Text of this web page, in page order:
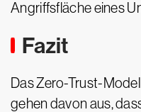
Angriffsfläche eines
Fazit
Das Zero-Trust-
gehen davon aus,